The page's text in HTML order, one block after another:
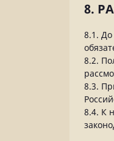
8.
8.1.
8.2.
8.3.
8.4. К